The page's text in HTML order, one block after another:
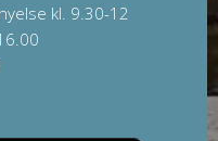
kl. 9.30-12